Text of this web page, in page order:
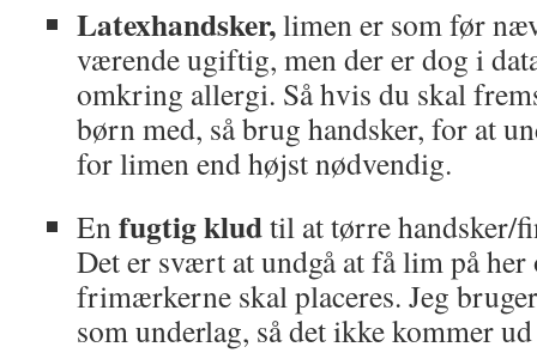
Latexhandsker,limen er som før
værende ugiftig, men der er dog i
omkring allergi. Så hvis du skal
børn med, så brug handsker, for at
for limen end højst nødvendig.
Enfugtig kludtil at tørre handsker/
Det er svært at undgå at få lim på her
frimærkerne skal placeres. Jeg
som underlag, så det ikke kommer